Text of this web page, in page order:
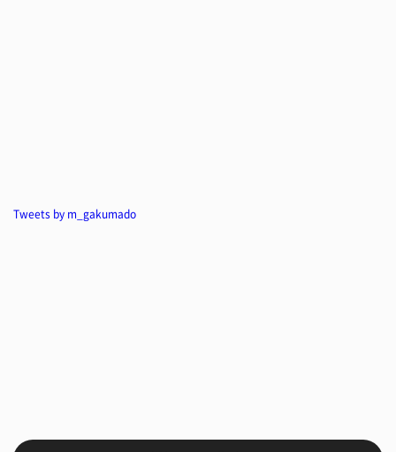
Tweets by m_gakumado